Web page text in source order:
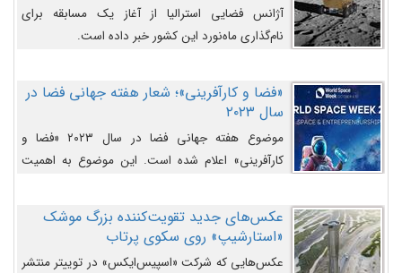
آژانس فضایی استرالیا از آغاز یک مسابقه برای
نام‌گذاری ماه‌نورد این کشور خبر داده است.
«فضا و کارآفرینی»؛ شعار هفته جهانی فضا در
سال ۲۰۲۳
موضوع هفته جهانی فضا در سال ۲۰۲۳ «فضا و
کارآفرینی» اعلام شده است. این موضوع به اهمیت
روزافزون کارآفرینی در حوزه فضایی و مزایای جدیدی که
کارآفرینان این حوزه ایجاد می‌کنند، می‌پردازد.
عکس‌های جدید تقویت‌کننده بزرگ موشک
«استارشیپ» روی سکوی پرتاب
عکس‌هایی که شرکت «اسپیس‌ایکس» در توییتر منتشر